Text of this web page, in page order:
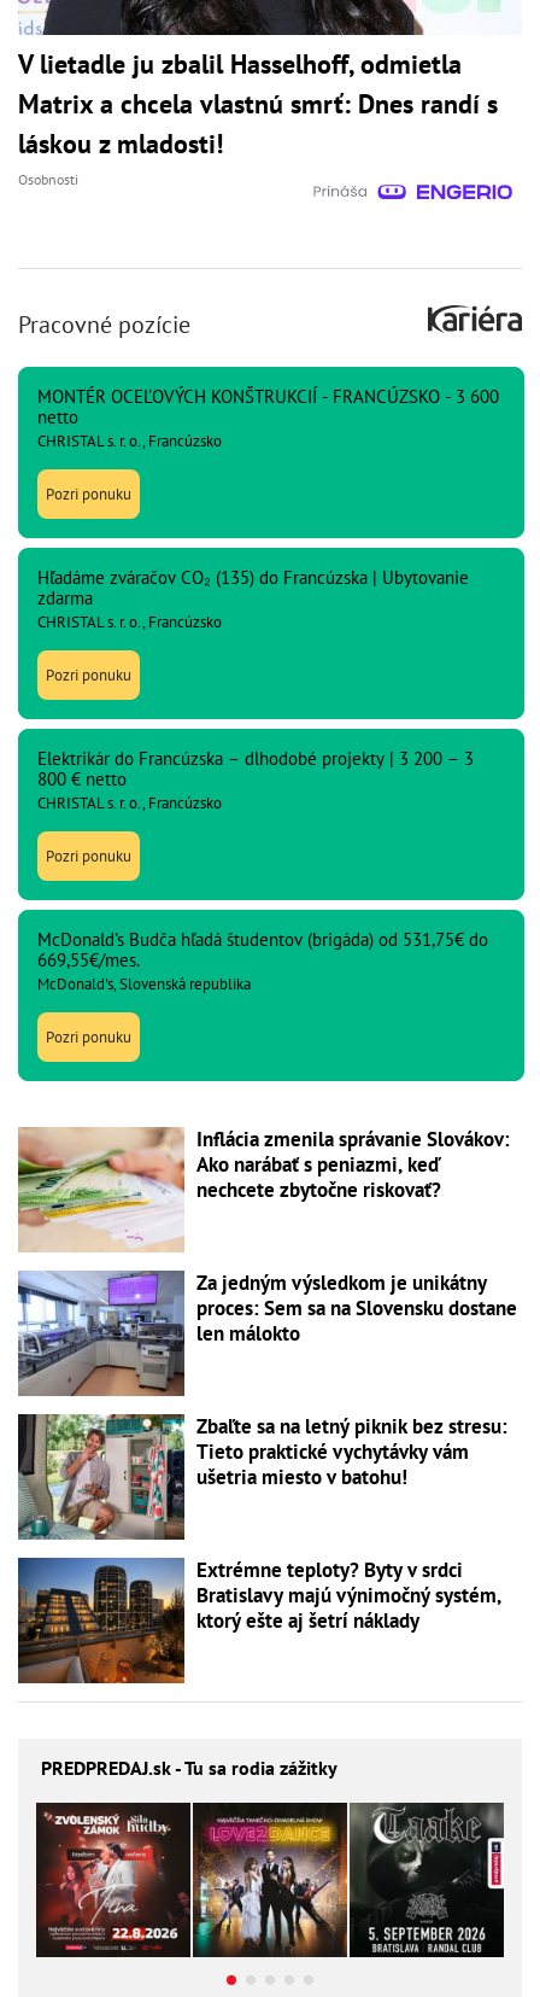
V lietadle ju zbalil Hasselhoff, odmietla
Matrix a chcela vlastnú smrť: Dnes randí s
láskou z mladosti!
Osobnosti
Pracovné pozície
MONTÉR OCEĽOVÝCH KONŠTRUKCIÍ - FRANCÚZSKO - 3 600
netto
CHRISTAL s. r. o., Francúzsko
Pozri ponuku
Hľadáme zváračov CO₂ (135) do Francúzska | Ubytovanie
zdarma
CHRISTAL s. r. o., Francúzsko
Pozri ponuku
Elektrikár do Francúzska – dlhodobé projekty | 3 200 – 3
800 € netto
CHRISTAL s. r. o., Francúzsko
Pozri ponuku
McDonald's Budča hľadá študentov (brigáda) od 531,75€ do
669,55€/mes.
McDonald's, Slovenská republika
Pozri ponuku
Inflácia zmenila správanie Slovákov:
Ako narábať s peniazmi, keď
nechcete zbytočne riskovať?
Za jedným výsledkom je unikátny
proces: Sem sa na Slovensku dostane
len málokto
Zbaľte sa na letný piknik bez stresu:
Tieto praktické vychytávky vám
ušetria miesto v batohu!
Extrémne teploty? Byty v srdci
Bratislavy majú výnimočný systém,
ktorý ešte aj šetrí náklady
PREDPREDAJ.sk - Tu sa rodia zážitky